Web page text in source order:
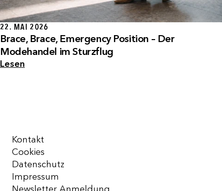
22. MAI 2026
Brace, Brace, Emergency Position – Der
Modehandel im Sturzflug
Lesen
Kontakt
Cookies
Datenschutz
Impressum